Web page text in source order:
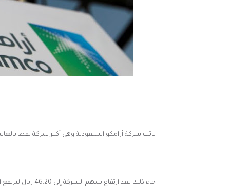
باتت شركة أرامكو السعودية وهي أكبر شركة نفط